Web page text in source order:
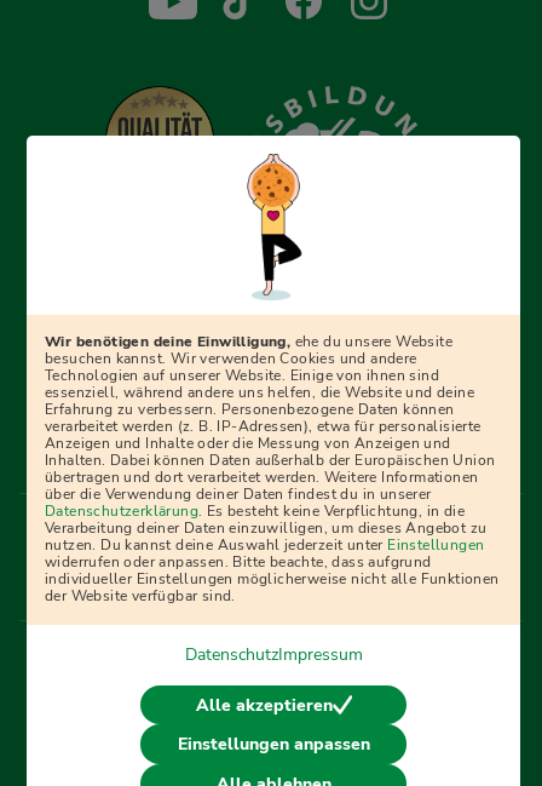
Erfolgreich bewerben mit Ausbildungspark: Wir
begleiten dich Schritt für Schritt bei deinem Start in den
Ratgebern und Prüfungspaketen, interaktiven
Videokursen und vielem mehr. Für alle, die was werden
wollen!
Menü Fußleiste
Impressum Bildquellen Presse
Mediadaten
Partner
AGB Datenschutz
Widerrufsbelehrung
Bestellung
Affiliate Partner Cookies
Vertrag widerrufen
© 2026 Ausbildungspark Verlag. Alle Rechte vorbehalten.
Wir benötigen deine Einwilligung, ehe du unsere Website
besuchen kannst. Wir verwenden Cookies und andere
Technologien auf unserer Website. Einige von ihnen sind
essenziell, während andere uns helfen, die Website und deine
Erfahrung zu verbessern. Personenbezogene Daten können
verarbeitet werden (z. B. IP-Adressen), etwa für personalisierte
Anzeigen und Inhalte oder die Messung von Anzeigen und
Inhalten. Dabei können Daten außerhalb der Europäischen Union
übertragen und dort verarbeitet werden. Weitere Informationen
über die Verwendung deiner Daten findest du in unserer
Datenschutzerklärung. Es besteht keine Verpflichtung, in die
Verarbeitung deiner Daten einzuwilligen, um dieses Angebot zu
nutzen. Du kannst deine Auswahl jederzeit unter Einstellungen
widerrufen oder anpassen. Bitte beachte, dass aufgrund
individueller Einstellungen möglicherweise nicht alle Funktionen
der Website verfügbar sind.
DatenschutzImpressum
Alle akzeptieren
Einstellungen anpassen